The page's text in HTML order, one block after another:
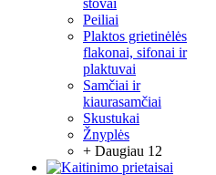
stovai
Peiliai
Plaktos grietinėlės
flakonai, sifonai ir
plaktuvai
Samčiai ir
kiaurasamčiai
Skustukai
Žnyplės
+ Daugiau 12